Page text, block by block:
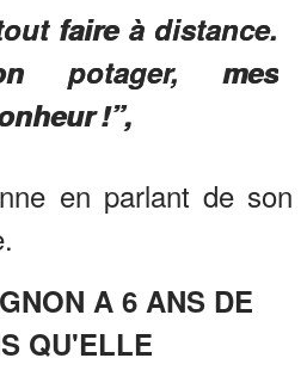
faire à distance.
potager, mes
!”,
en parlant de son
A 6 ANS DE
QU'ELLE